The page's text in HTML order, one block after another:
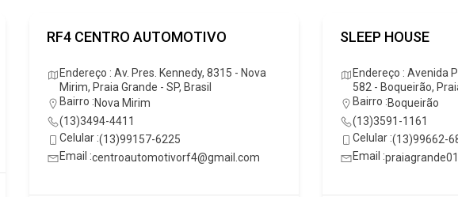
RF4 CENTRO AUTOMOTIVO
Endereço : Av. Pres. Kennedy, 8315 - Nova
Mirim, Praia Grande - SP, Brasil
Bairro :Nova Mirim
(13)3494-4411
Celular :(13)99157-6225
Email :centroautomotivorf4@gmail.com
SLEEP HOUSE
Endereço : Avenida
582 - Boqueirão,
Bairro :Boqueirão
(13)3591-1161
Celular :(13)99662-
Email :